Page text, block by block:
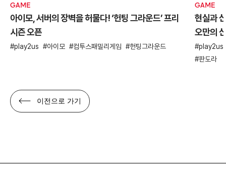
GAME
아이모, 서버의 장벽을 허물다! ‘헌팅 그라운드’ 프리
시즌 오픈
play2us 아이모 컴투스패밀리게임 헌팅그라운드
GAME
현실과
오만의
play2us
판도라
이전으로 가기